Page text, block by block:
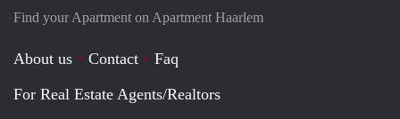
Find your Apartment on Apartment Haarlem
About us Contact
Faq
For Real Estate Agents/Realtors